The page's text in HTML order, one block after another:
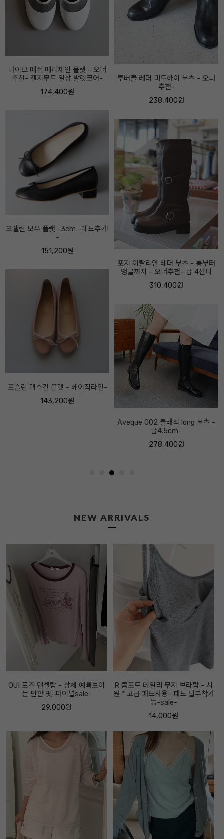
투버클 레더 미드하이 부츠 - 오너
추천-
앵클까지 - 오너추천- 굽 4센티
310,400원
로우 보우 로퍼-5센티 - 오너추천!-
166,400원
마니티 하이업 부츠 -속굽5cm, 2
센티 선택- 오너추천-
286,400원
NEW ARRIVALS
OUI 로즈 텐셀탑 - 상체 예뻐보이
는 편한 핏-파이널sale-
29,000원
R 콤포트 데일리 무지 브라탑 - 시
원 * 고급 패드사용- 패드 탈부착가
능-sale-
14,000원